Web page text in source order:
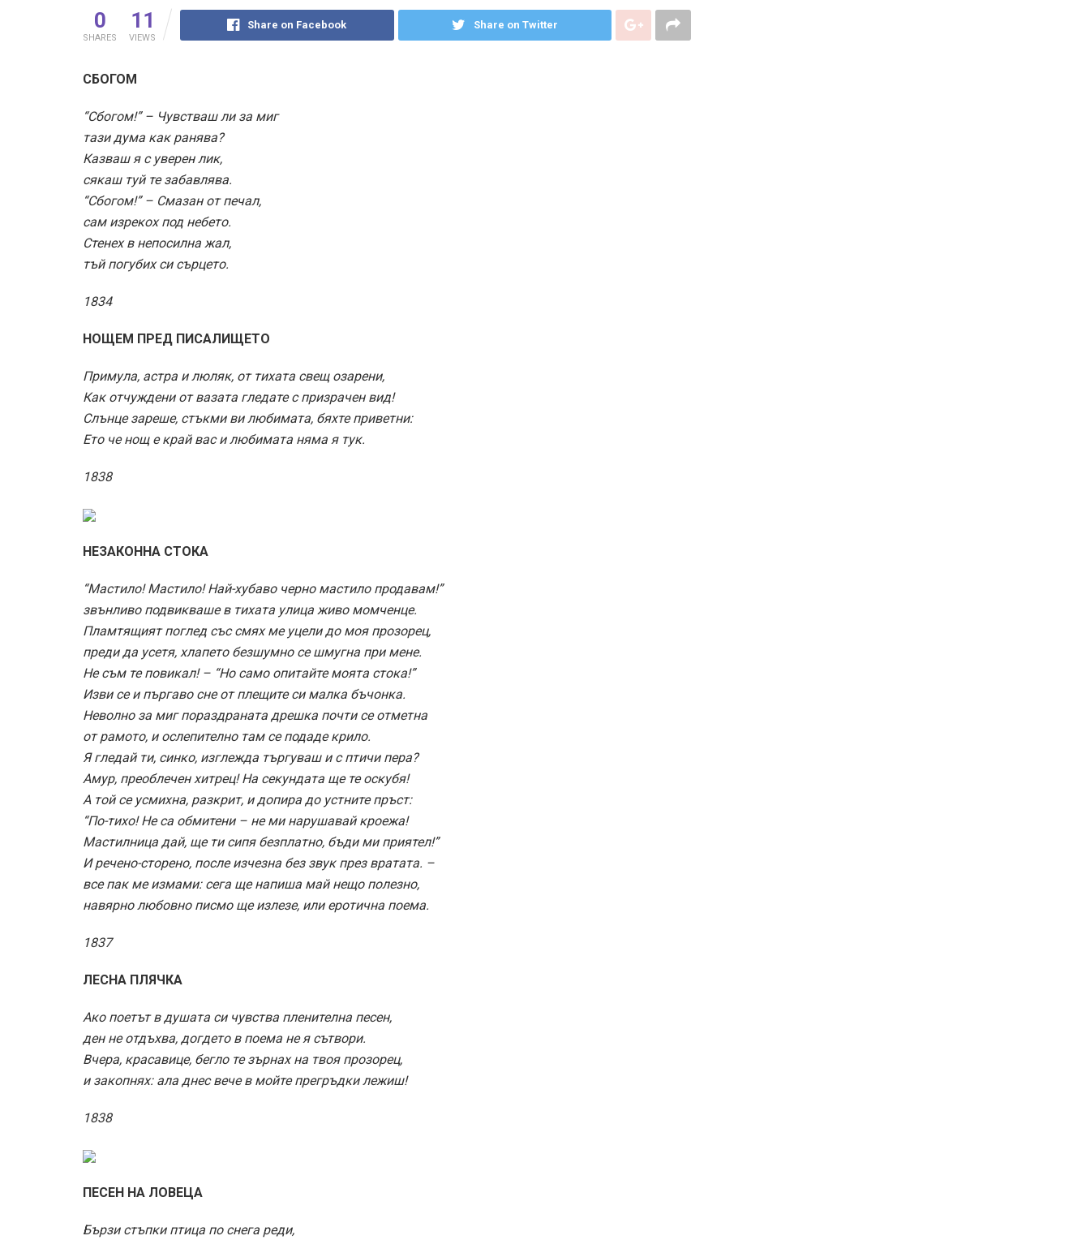
0
SHARES
11
VIEWS
Share on Facebook Share on Twitter
СБОГОМ
“Сбогом!” – Чувстваш ли за миг
тази дума как ранява?
Казваш я с уверен лик,
сякаш туй те забавлява.
“Сбогом!” – Смазан от печал,
сам изрекох под небето.
Стенех в непосилна жал,
тъй погубих си сърцето.
1834
НОЩЕМ ПРЕД ПИСАЛИЩЕТО
Примула, астра и люляк, от тихата свещ озарени,
Как отчуждени от вазата гледате с призрачен вид!
Слънце зареше, стъкми ви любимата, бяхте приветни:
Ето че нощ е край вас и любимата няма я тук.
1838
НЕЗАКОННА СТОКА
“Мастило! Мастило! Най-хубаво черно мастило продавам!”
звънливо подвикваше в тихата улица живо момченце.
Пламтящият поглед със смях ме уцели до моя прозорец,
преди да усетя, хлапето безшумно се шмугна при мене.
Не съм те повикал! – “Но само опитайте моята стока!”
Изви се и пъргаво сне от плещите си малка бъчонка.
Неволно за миг пораздраната дрешка почти се отметна
от рамото, и ослепително там се подаде крило.
Я гледай ти, синко, изглежда търгуваш и с птичи пера?
Амур, преоблечен хитрец! На секундата ще те оскубя!
А той се усмихна, разкрит, и допира до устните пръст:
“По-тихо! Не са обмитени – не ми нарушавай кроежа!
Мастилница дай, ще ти сипя безплатно, бъди ми приятел!”
И речено-сторено, после изчезна без звук през вратата. –
все пак ме измами: сега ще напиша май нещо полезно,
навярно любовно писмо ще излезе, или еротична поема.
1837
ЛЕСНА ПЛЯЧКА
Ако поетът в душата си чувства пленителна песен,
ден не отдъхва, догдето в поема не я сътвори.
Вчера, красавице, бегло те зърнах на твоя прозорец,
и закопнях: ала днес вече в мойте прегръдки лежиш!
1838
ПЕСЕН НА ЛОВЕЦА
Бързи стъпки птица по снега реди,